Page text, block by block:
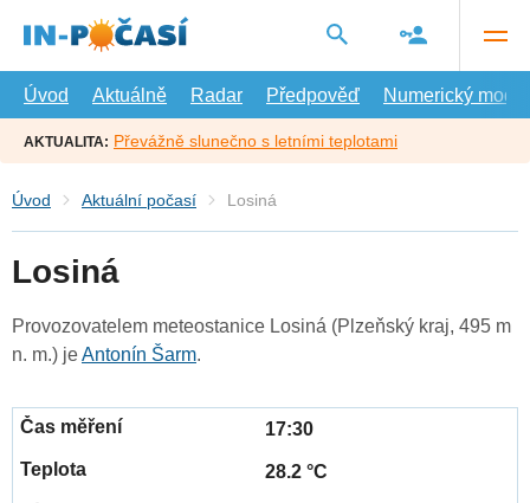
hlavní
Úvod
Aktuálně Radar Předpověď Numerický model
AKTUALITA: Převážně slunečno s letními teplotami
Úvod Aktuální počasí Losiná
Losiná
Provozovatelem meteostanice Losiná (Plzeňský kraj, 495 m
n. m.) jeAntonín Šarm.
17:30
28.2 °C